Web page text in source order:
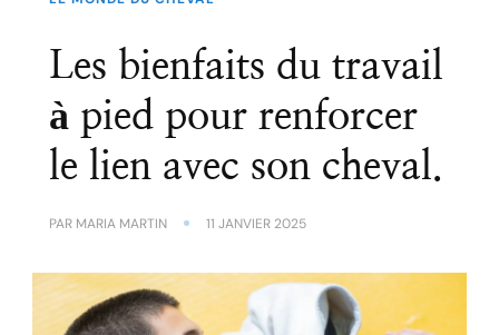
Les bienfaits du travail
à pied pour renforcer
le lien avec son cheval.
PAR MARIA MARTIN 11 JANVIER 2025